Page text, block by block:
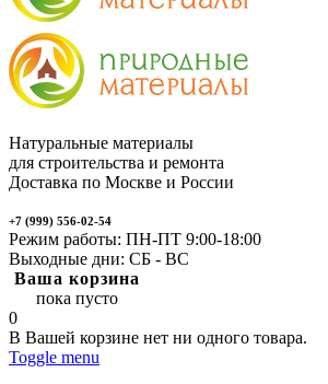
Натуральные материалы
для строительства и ремонта
Доставка по Москве и России
+7 (999) 556-02-54
Режим работы: ПН-ПТ 9:00-18:00
Выходные дни: СБ - ВС
Ваша корзина
пока пусто
0
В Вашей корзине нет ни одного товара.
Toggle menu